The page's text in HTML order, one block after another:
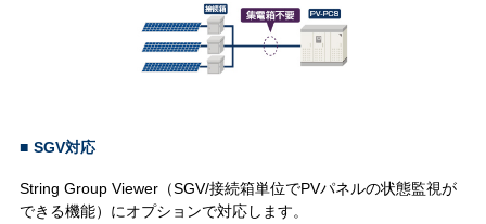
■ SGV対応
String Group Viewer（SGV/接続箱単位でPVパネルの状態監視が
できる機能）にオプションで対応します。